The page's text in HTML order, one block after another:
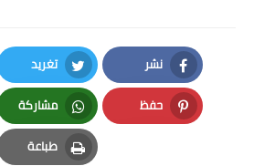
نشر
Facebook
تغريد
Twitter
حفظ
Pinterest
مشاركة
Whatsapp
طباعة